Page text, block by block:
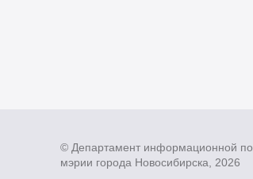
© Департамент информационной
мэрии города Новосибирска, 2026